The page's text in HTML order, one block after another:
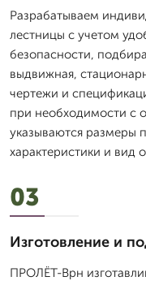
Разрабатываем
лестницы с учетом
безопасности,
выдвижная,
чертежи и
при необходимости с
указываются размеры
характеристики и вид
03
Изготовление и
ПРОЛЁТ-Врн